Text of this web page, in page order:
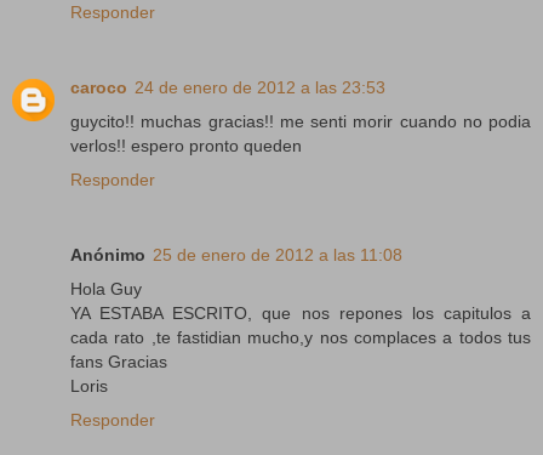
Responder
caroco 24 de enero de 2012 a las 23:53
guycito!! muchas gracias!! me senti morir cuando no podia
verlos!! espero pronto queden
Responder
Anónimo 25 de enero de 2012 a las 11:08
Hola Guy
YA ESTABA ESCRITO, que nos repones los capitulos a
cada rato ,te fastidian mucho,y nos complaces a todos tus
fans Gracias
Loris
Responder